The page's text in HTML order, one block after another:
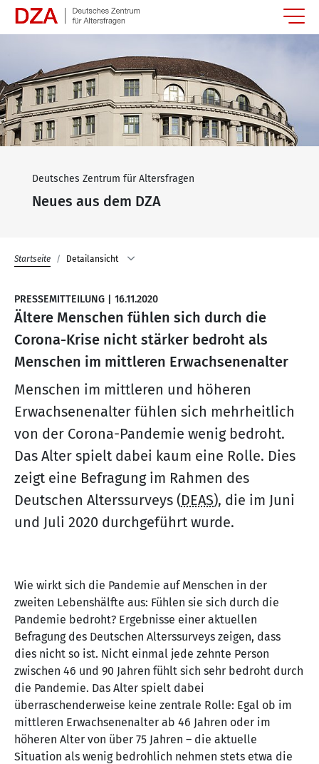
Deutsches Zentrum für Altersfragen
Neues aus dem DZA
Startseite Detailansicht
PRESSEMITTEILUNG 16.11.2020
Ältere Menschen fühlen sich durch die
Corona-Krise nicht stärker bedroht als
Menschen im mittleren Erwachsenenalter
Menschen im mittleren und höheren
Erwachsenenalter fühlen sich mehrheitlich
von der Corona-Pandemie wenig bedroht.
Das Alter spielt dabei kaum eine Rolle. Dies
zeigt eine Befragung im Rahmen des
Deutschen Alterssurveys (DEAS), die im Juni
und Juli 2020 durchgeführt wurde.
Wie wirkt sich die Pandemie auf Menschen in der
zweiten Lebenshälfte aus: Fühlen sie sich durch die
Pandemie bedroht? Ergebnisse einer aktuellen
Befragung des Deutschen Alterssurveys zeigen, dass
dies nicht so ist. Nicht einmal jede zehnte Person
zwischen 46 und 90 Jahren fühlt sich sehr bedroht durch
die Pandemie. Das Alter spielt dabei
überraschenderweise keine zentrale Rolle: Egal ob im
mittleren Erwachsenenalter ab 46 Jahren oder im
höheren Alter von über 75 Jahren – die aktuelle
Situation als wenig bedrohlich nehmen stets etwa die